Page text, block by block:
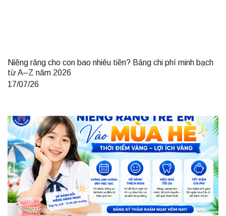
Niềng răng cho con bao nhiêu tiền? Bảng chi phí minh bạch
từ A–Z năm 2026
17/07/26